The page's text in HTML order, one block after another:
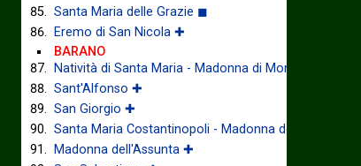
Santa Maria delle Grazie ◼
Eremo di San Nicola ✚
BARANO
Natività di Santa Maria - Madonna di Montevergine
Sant'Alfonso ✚
San Giorgio ✚
Santa Maria Costantinopoli - Madonna delle Grazie ✚
Madonna dell'Assunta ✚